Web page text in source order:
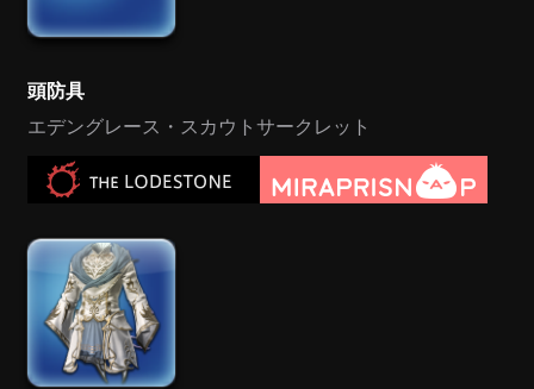
頭防具
エデングレース・スカウトサークレット